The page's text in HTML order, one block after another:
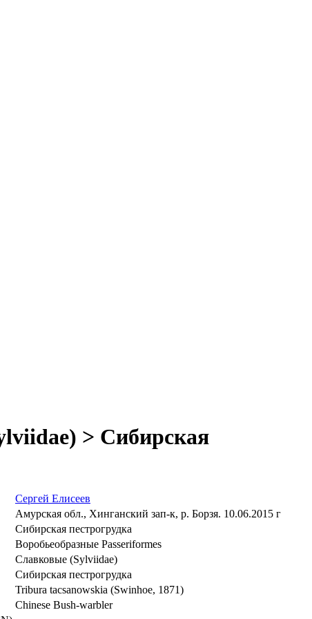
> Сибирская
Сергей Елисеев
Амурская обл., Хинганский зап-к, р. Борзя. 10.06.2015 г
Сибирская пестрогрудка
Воробьеобразные Passeriformes
Славковые (Sylviidae)
Сибирская пестрогрудка
Tribura tacsanowskia (Swinhoe, 1871)
Chinese Bush-warbler